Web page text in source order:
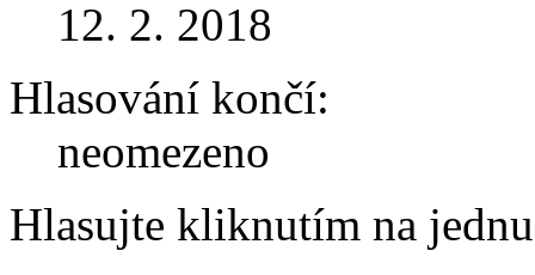
12. 2. 2018
Hlasování končí:
neomezeno
Hlasujte kliknutím na